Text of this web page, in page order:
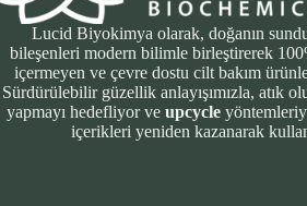
Lucid Biyokimya olarak, doğanın
bileşenleri modern bilimle birleştirerek
içermeyen ve çevre dostu cilt bakım
Sürdürülebilir güzellik anlayışımızla, atık
yapmayı hedefliyor veupcycle
içerikleri yeniden kazanarak